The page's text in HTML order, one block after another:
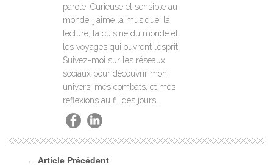
parole. Curieuse et sensible au
monde, j’aime la musique, la
lecture, la cuisine du monde et
les voyages qui ouvrent l’esprit.
Suivez-moi sur les réseaux
sociaux pour découvrir mon
univers, mes combats, et mes
réflexions au fil des jours.
← Article Précédent